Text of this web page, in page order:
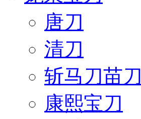
唐刀
清刀
斩马刀苗刀
康熙宝刀